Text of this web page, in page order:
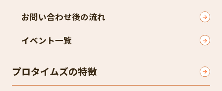
お問い合わせ後の流れ
イベント一覧
プロタイムズの特徴